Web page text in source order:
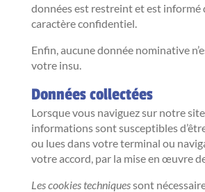
données est restreint et est informé
caractère confidentiel.
Enfin, aucune donnée nominative
votre insu.
Données collectées
Lorsque vous naviguez sur notre
informations sont susceptibles
ou lues dans votre terminal ou
votre accord, par la mise en œuvre
Les cookies techniquessont